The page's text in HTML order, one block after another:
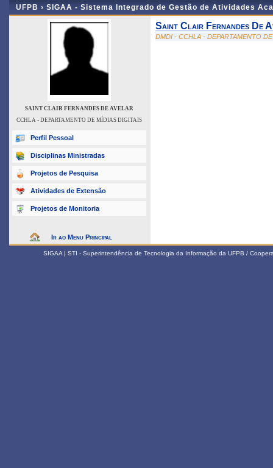
UFPB › SIGAA - Sistema Integrado de Gestão de Atividades
SAINT CLAIR FERNANDES DE AVELAR
CCHLA - DEPARTAMENTO DE MÍDIAS DIGITAIS
Perfil Pessoal
Disciplinas Ministradas
Projetos de Pesquisa
Atividades de Extensão
Projetos de Monitoria
Ir ao Menu Principal
Saint Clair Fernandes De
DMDI - CCHLA - DEPARTAMENTO
SIGAA | STI - Superintendência de Tecnologia da Informação da UFPB /